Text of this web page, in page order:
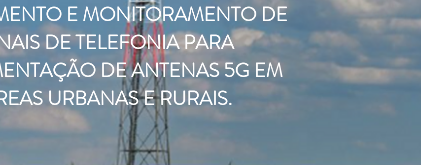
E MONITORAMENTO DE
DE TELEFONIA PARA
DE ANTENAS 5G EM
URBANAS E RURAIS.